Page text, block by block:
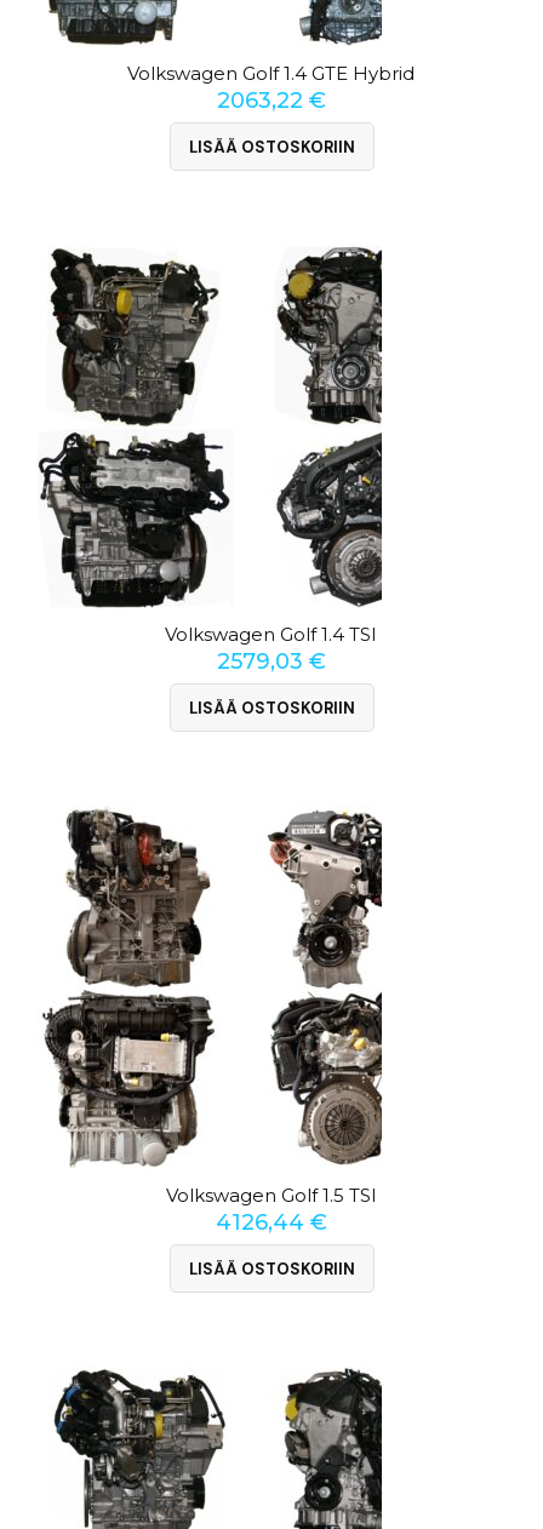
Volkswagen Golf 1.4 GTE Hybrid
2063,22 €
LISÄÄ OSTOSKORIIN
Volkswagen Golf 1.4 TSI
2579,03 €
LISÄÄ OSTOSKORIIN
Volkswagen Golf 1.5 TSI
4126,44 €
LISÄÄ OSTOSKORIIN